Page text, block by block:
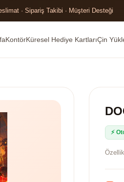
· Sipariş Takibi · Müşteri Desteği
KontörKüresel Hediye KartlarıÇin
⚡